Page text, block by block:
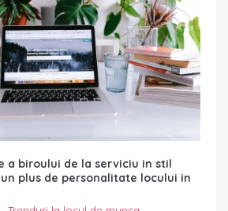
a biroului de la serviciu in stil
plus de personalitate locului in